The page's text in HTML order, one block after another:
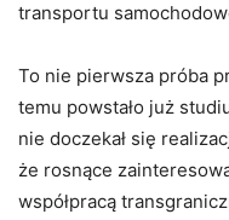
transportu
To nie pierwsza próba
temu powstało już
nie doczekał się
że rosnące
współpracą